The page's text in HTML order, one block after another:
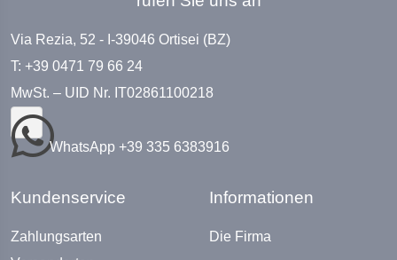
Via Rezia, 52 - I-39046 Ortisei (BZ)
T: +39 0471 79 66 24
MwSt. – UID Nr. IT02861100218
WhatsApp +39 335 6383916
Kundenservice
Zahlungsarten
Informationen
Die Firma